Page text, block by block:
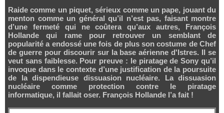
Raide comme un piquet, sérieux comme un pape, jouant du
menton comme un général qu’il n’est pas, faisant montre
d’une fermeté qui ne coûtera qu’aux autres, François
Hollande qui rame pour retrouver un semblant de
popularité a endossé une fois de plus son costume de Chef
de guerre pour discourir sur la base aérienne d'Istres. Il se
veut sans faiblesse. Pour preuve : le piratage de Sony qu’il
invoque dans le contexte d’une justification de la poursuite
de la dispendieuse dissuasion nucléaire. La dissuasion
nucléaire comme protection contre le piratage
informatique, il fallait oser. François Hollande l’a fait !